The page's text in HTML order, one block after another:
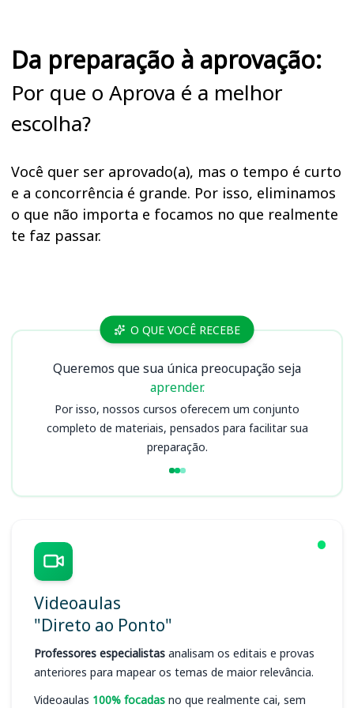
Da preparação à aprovação:
Por que o Aprova é a melhor
escolha?
Você quer ser aprovado(a), mas o tempo é curto
e a concorrência é grande. Por isso, eliminamos
o que não importa e focamos no que realmente
te faz passar.
Cursos O QUE VOCÊ RECEBE
Queremos que sua única preocupação seja
aprender.
Por isso, nossos cursos oferecem um conjunto
completo de materiais, pensados para facilitar sua
preparação.
Videoaulas
"Direto ao Ponto"
Professores especialistas analisam os editais e provas
anteriores para mapear os temas de maior relevância.
Videoaulas 100% focadas no que realmente cai, sem